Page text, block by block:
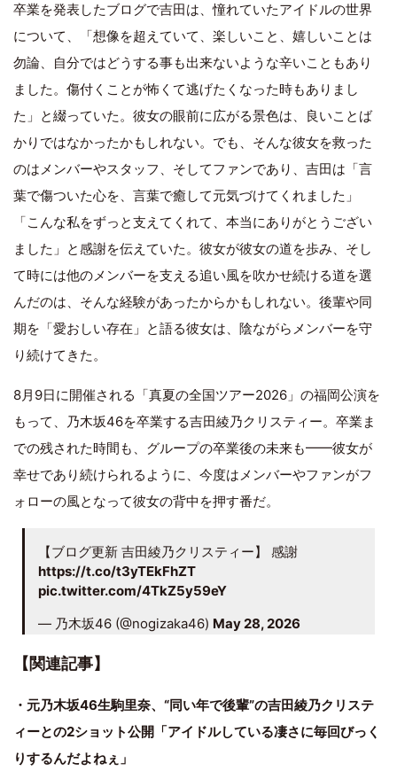
卒業を発表したブログで吉田は、憧れていたアイドルの世界
について、「想像を超えていて、楽しいこと、嬉しいことは
勿論、自分ではどうする事も出来ないような辛いこともあり
ました。傷付くことが怖くて逃げたくなった時もありまし
た」と綴っていた。彼女の眼前に広がる景色は、良いことば
かりではなかったかもしれない。でも、そんな彼女を救った
のはメンバーやスタッフ、そしてファンであり、吉田は「言
葉で傷ついた心を、言葉で癒して元気づけてくれました」
「こんな私をずっと支えてくれて、本当にありがとうござい
ました」と感謝を伝えていた。彼女が彼女の道を歩み、そし
て時には他のメンバーを支える追い風を吹かせ続ける道を選
んだのは、そんな経験があったからかもしれない。後輩や同
期を「愛おしい存在」と語る彼女は、陰ながらメンバーを守
り続けてきた。
8月9日に開催される「真夏の全国ツアー2026」の福岡公演を
もって、乃木坂46を卒業する吉田綾乃クリスティー。卒業ま
での残された時間も、グループの卒業後の未来も━━彼女が
幸せであり続けられるように、今度はメンバーやファンがフ
ォローの風となって彼女の背中を押す番だ。
【ブログ更新 吉田綾乃クリスティー】 感謝
https://t.co/t3yTEkFhZT
pic.twitter.com/4TkZ5y59eY
— 乃木坂46 (@nogizaka46) May 28, 2026
【関連記事】
・元乃木坂46生駒里奈、“同い年で後輩”の吉田綾乃クリステ
ィーとの2ショット公開「アイドルしている凄さに毎回びっく
りするんだよねぇ」